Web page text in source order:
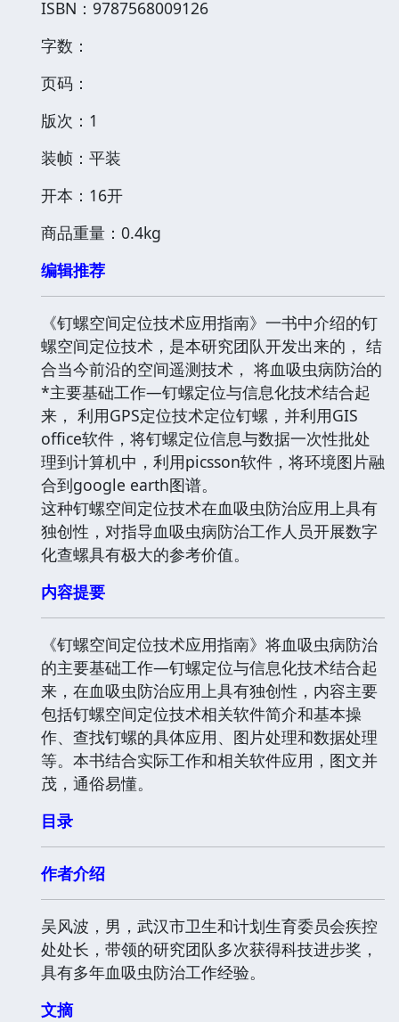
ISBN：9787568009126
字数：
页码：
版次：1
装帧：平装
开本：16开
商品重量：0.4kg
编辑推荐
《钉螺空间定位技术应用指南》一书中介绍的钉
螺空间定位技术，是本研究团队开发出来的， 结
合当今前沿的空间遥测技术， 将血吸虫病防治的
*主要基础工作—钉螺定位与信息化技术结合起
来， 利用GPS定位技术定位钉螺，并利用GIS
office软件，将钉螺定位信息与数据一次性批处
理到计算机中，利用picsson软件，将环境图片融
合到google earth图谱。
这种钉螺空间定位技术在血吸虫防治应用上具有
独创性，对指导血吸虫病防治工作人员开展数字
化查螺具有极大的参考价值。
内容提要
《钉螺空间定位技术应用指南》将血吸虫病防治
的主要基础工作—钉螺定位与信息化技术结合起
来，在血吸虫防治应用上具有独创性，内容主要
包括钉螺空间定位技术相关软件简介和基本操
作、查找钉螺的具体应用、图片处理和数据处理
等。本书结合实际工作和相关软件应用，图文并
茂，通俗易懂。
目录
作者介绍
吴风波，男，武汉市卫生和计划生育委员会疾控
处处长，带领的研究团队多次获得科技进步奖，
具有多年血吸虫防治工作经验。
文摘